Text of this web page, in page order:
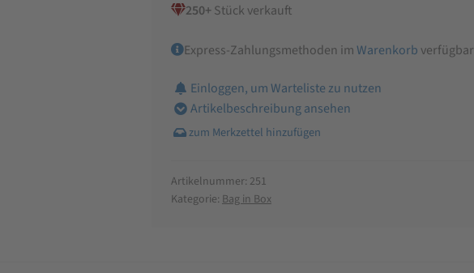
5
Menge
250+Stück verkauft
Express-Zahlungsmethoden imWarenkorb verfügbar
Einloggen, um Warteliste zu nutzen
Artikelbeschreibung ansehen
Artikelnummer: 251
Kategorie: Bag in Box